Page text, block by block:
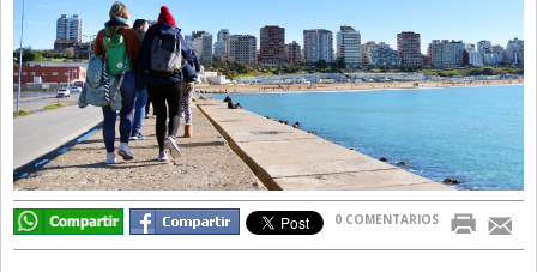
El Innovador
El Precio Que Yo Ví
Entrevista
Entrevista Exclusiva
Finanzas
Gastronomia
0 COMENTARIOS